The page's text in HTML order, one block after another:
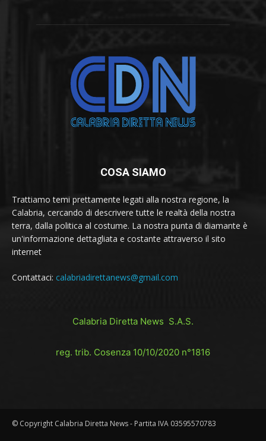
COSA SIAMO
Trattiamo temi prettamente legati alla nostra regione, la
Calabria, cercando di descrivere tutte le realtà della nostra
terra, dalla politica al costume. La nostra punta di diamante è
un'informazione dettagliata e costante attraverso il sito
internet
Contattaci: calabriadirettanews@gmail.com
Calabria Diretta News S.A.S.
reg. trib. Cosenza 10/10/2020 n°1816
© Copyright Calabria Diretta News - Partita IVA 03595570783